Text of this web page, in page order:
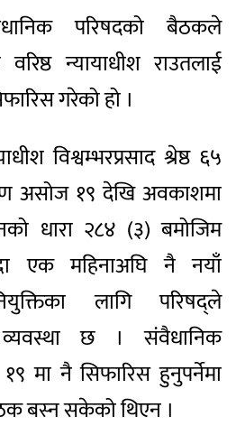
परिषदको बैठकले
न्यायाधीश राउतलाई
गरेको हो ।
विश्वम्भरप्रसाद श्रेष्ठ ६५
असोज १९ देखि अवकाशमा
धारा २८४ (३) बमोजिम
एक महिनाअघि नै नयाँ
लागि परिषद्ले
व्यवस्था छ । संवैधानिक
मा नै सिफारिस हुनुपर्नेमा
बस्न सकेको थिएन ।